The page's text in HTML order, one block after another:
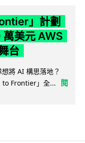
」計劃
美元 AWS
台
將 AI 構思落地？
to Frontier」全...
閱